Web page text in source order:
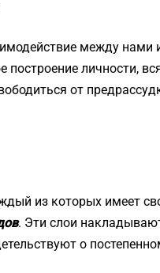
между
построение личности,
от
из которых имеет
. Эти слои
о